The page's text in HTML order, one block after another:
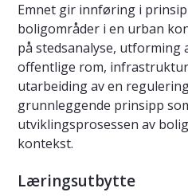
Emnet gir innføring i
boligområder i en urban
på stedsanalyse, utforming
offentlige rom,
utarbeiding av en
grunnleggende prinsipp
utviklingsprosessen av
kontekst.
Læringsutbytte